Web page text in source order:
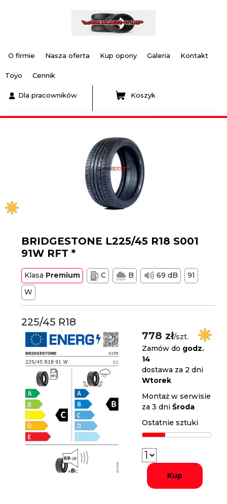
O firmie Nasza oferta Kup opony Galeria Kontakt
Toyo Cennik
Dla pracowników Koszyk
BRIDGESTONE L225/45 R18 S001
91W RFT *
Klasa Premium C B 69 dB
91
W
225/45 R18
778 zł/szt.
Zamów do godz.
14
dostawa za 2 dni
Wtorek
Montaż w serwisie
za 3 dniŚroda
Ostatnie sztuki
Kup